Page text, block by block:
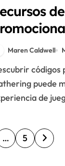
Gathering:
Maren Caldwell
puede
de
… 5